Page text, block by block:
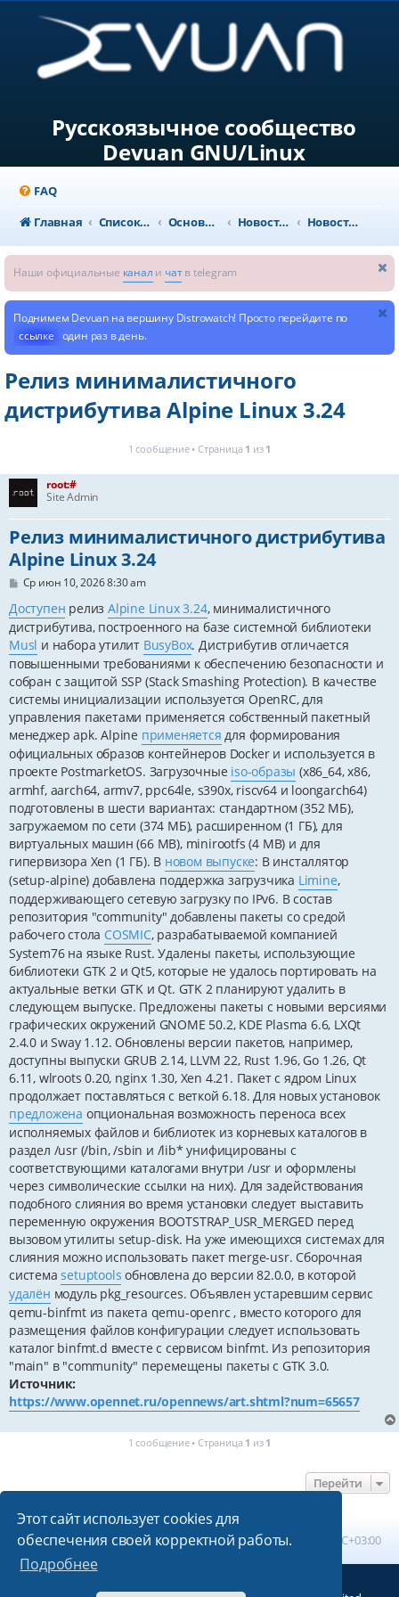
Этот сайт использует cookies для
обеспечения своей корректной работы.
Подробнее
Русскоязычное сообщество
Devuan GNU/Linux
FAQ
Главная
Список форумов Основной раздел Новости и объявления Новости из мира GNU/Linux
Наши официальные канал и чатв telegram
Поднимем Devuan на вершину Distrowatch! Просто перейдите по
ссылке один раз в день.
Релиз минималистичного
дистрибутива Alpine Linux 3.24
1 сообщение • Страница 1 из 1
root:#
Site Admin
Релиз минималистичного дистрибутива
Alpine Linux 3.24
С
о
б
щ
е
н
и
е
Ср июн 10, 2026 8:30 am
Доступен релизAlpine Linux 3.24, минималистичного
дистрибутива, построенного на базе системной библиотеки
Musl и набора утилит BusyBox. Дистрибутив отличается
повышенными требованиями к обеспечению безопасности и
собран с защитой SSP (Stack Smashing Protection). В качестве
системы инициализации используется OpenRC, для
управления пакетами применяется собственный пакетный
менеджер apk. Alpine применяется для формирования
официальных образов контейнеров Docker и используется в
проекте PostmarketOS. Загрузочные iso-образы (x86_64, x86,
armhf, aarch64, armv7, ppc64le, s390x, riscv64 и loongarch64)
подготовлены в шести вариантах: стандартном (352 МБ),
загружаемом по сети (374 МБ), расширенном (1 ГБ), для
виртуальных машин (66 MB), minirootfs (4 MB) и для
гипервизора Xen (1 ГБ). В новом выпуске: В инсталлятор
(setup-alpine) добавлена поддержка загрузчика Limine,
поддерживающего сетевую загрузку по IPv6. В состав
репозитория "community" добавлены пакеты со средой
рабочего стола COSMIC, разрабатываемой компанией
System76 на языке Rust. Удалены пакеты, использующие
библиотеки GTK 2 и Qt5, которые не удалось портировать на
актуальные ветки GTK и Qt. GTK 2 планируют удалить в
следующем выпуске. Предложены пакеты с новыми версиями
графических окружений GNOME 50.2, KDE Plasma 6.6, LXQt
2.4.0 и Sway 1.12. Обновлены версии пакетов, например,
доступны выпуски GRUB 2.14, LLVM 22, Rust 1.96, Go 1.26, Qt
6.11, wlroots 0.20, nginx 1.30, Xen 4.21. Пакет с ядром Linux
продолжает поставляться с веткой 6.18. Для новых установок
предложена опциональная возможность переноса всех
исполняемых файлов и библиотек из корневых каталогов в
раздел /usr (/bin, /sbin и /lib* унифицированы с
соответствующими каталогами внутри /usr и оформлены
через символические ссылки на них). Для задействования
подобного слияния во время установки следует выставить
переменную окружения BOOTSTRAP_USR_MERGED перед
вызовом утилиты setup-disk. На уже имеющихся системах для
слияния можно использовать пакет merge-usr. Сборочная
системаsetuptools обновлена до версии 82.0.0, в которой
удалён модуль pkg_resources. Объявлен устаревшим сервис
qemu-binfmt из пакета qemu-openrc , вместо которого для
размещения файлов конфигурации следует использовать
каталог binfmt.d вместе с сервисом binfmt. Из репозитория
"main" в "community" перемещены пакеты с GTK 3.0.
Источник:
https://www.opennet.ru/opennews/art.shtml?num=65657
1 сообщение • Страница 1 из 1
Перейти
Главная Список форумов Часовой пояс: UTC+03:00